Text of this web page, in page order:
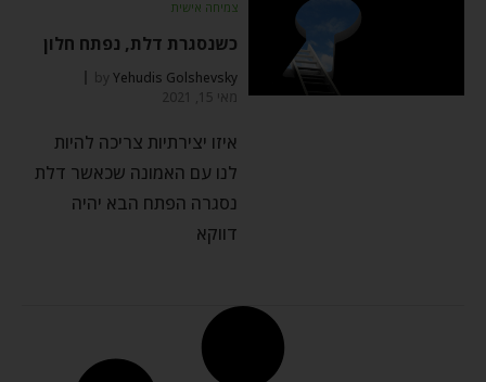
צמיחה אישית
כשנסגרת דלת, נפתח חלון
byYehudis Golshevsky
מאי 15, 2021
איזו יצירתיות צריכה להיות
לנו עם האמונה שכאשר דלת
נסגרה הפתח הבא יהיה
דווקא